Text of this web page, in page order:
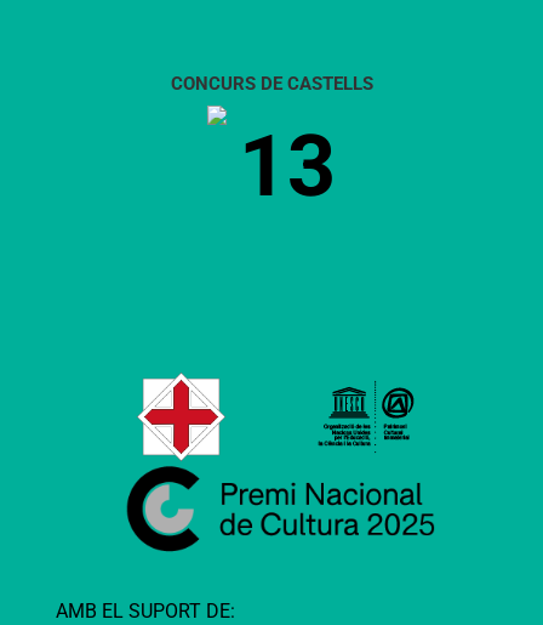
CONCURS DE CASTELLS
13
AMB EL SUPORT DE: